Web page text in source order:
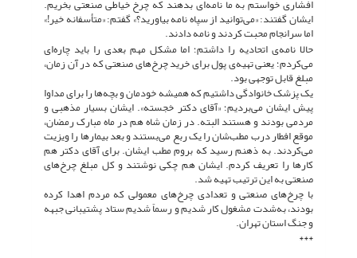
افشاری خواستم به ما نامه‌ای بدهند که چرخ خیاطی صنعتی بخریم.
ایشان گفتند: «می‌توانید از سپاه نامه بیاورید؟» گفتم: «متأسفانه خیر!»
اما سرانجام محبت کردند و نامه دادند.
حالا نامه‌ی اتحادیه را داشتم؛ اما مشکل مهم بعدی را باید چاره‌ای
می‌کردم؛ یعنی تهیه‌ی پول برای خرید چرخ‌های صنعتی که در آن زمان،
مبلغ قابل توجهی بود.
یک پزشک خانوادگی داشتیم که همیشه خودمان و بچه‌ها را برای مداوا
پیش ایشان می‌بردیم؛ «آقای دکتر خجسته». ایشان بسیار مذهبی و
مردمی بودند و هستند البته. در زمان شاه هم در ماه مبارک رمضان،
موقع افطار درب مطب‌شان را یک ربع می‌بستند و بعد بیمارها را ویزیت
می‌کردند. به ذهنم رسید که بروم مطب ایشان. برای آقای دکتر هم
کارها را تعریف کردم. ایشان هم چکی نوشتند و کل مبلغ چرخ‌های
صنعتی به این ترتیب تهیه شد.
با چرخ‌های صنعتی و تعدادی چرخ‌های معمولی که مردم اهدا کرده
بودند، به‌شدت مشغول کار شدیم و رسماً شدیم ستاد پشتیبانی جبهه
و جنگ استان تهران.
***